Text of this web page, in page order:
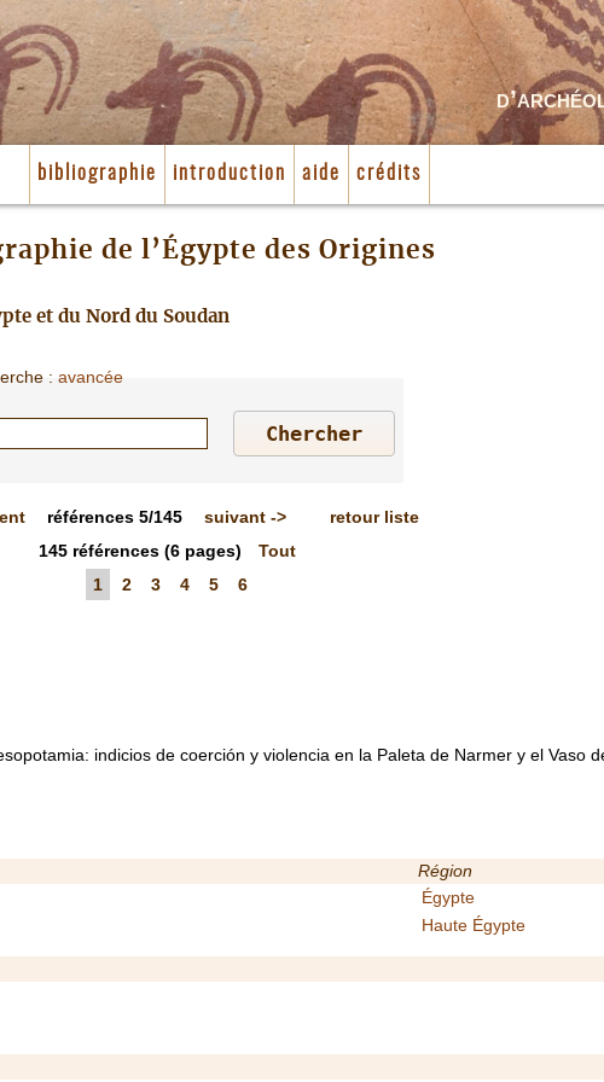
bibliographie introduction aide crédits
de l’Égypte des Origines
et du Nord du Soudan
:avancée
références 5/145 suivant ->
retour liste
145 références(6 pages)
Tout
1
2 3 4 5 6
indicios de coerción y violencia en la Paleta de Narmer y el Vaso
Région
Égypte
Haute Égypte